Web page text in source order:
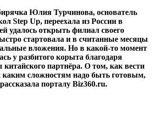
Юлия Турчинова, основатель
Step Up, переехала из России в
удалось открыть филиал своего
стартовала и в считанные месяцы
вложения. Но в какой-то момент
у разбитого корыта благодаря
китайского партнёра. О том, как вести
каким сложностям надо быть готовым,
порталу Biz360.ru.